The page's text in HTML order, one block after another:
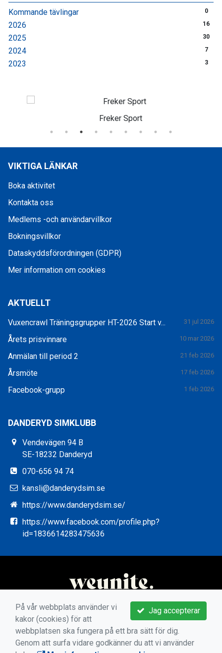
Kommande tävlingar 0
2026 16
2025 30
2024 7
2023 3
Freker Sport
VIKTIGA LÄNKAR
Boka aktivitet
Kontakta oss
Medlems -och användarvillkor
Bokningsvillkor
Dataskyddsförordningen (GDPR)
Mer information om cookies
AKTUELLT
Vuxencrawl Träningsgrupper HT-2026 Start v... 31 jul 2026
Årets prisvinnare 10 mar 2026
Anmälan till period 2 21 feb 2026
Årsmöte 17 feb 2026
Facebook-grupp 1 feb 2026
DANDERYD SIMKLUBB
Vendevägen 94 B
SE-18232 Danderyd
070-656 94 74
kansli@danderydsim.se
https://www.danderydsim.se/
https://www.facebook.com/profile.php?
id=1836614283475636
Jag accepterar
På vår webbplats använder vi
kakor (cookies) för att
webbplatsen ska fungera på ett bra sätt för dig.
Genom att surfa vidare godkänner du att vi använder